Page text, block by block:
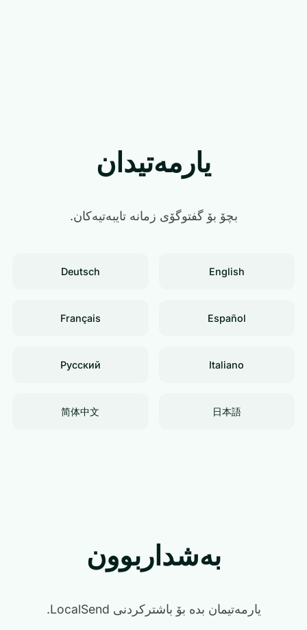
یارمەتیدان
بچۆ بۆ گفتوگۆی زمانە تایبەتیەکان.
English
Deutsch
Español
Français
Italiano
Русский
日本語
简体中文
بەشداربوون
یارمەتیمان بدە بۆ باشترکردنی LocalSend.